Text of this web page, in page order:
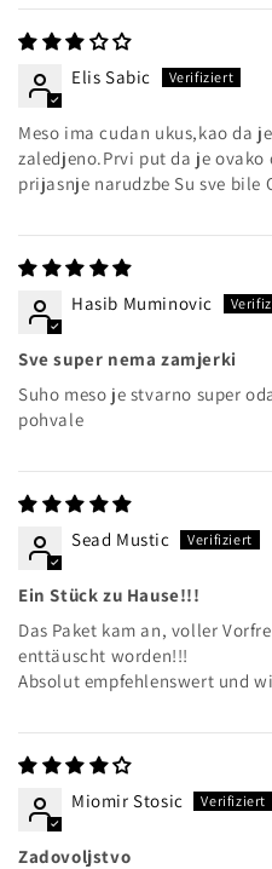
Elis Sabic
Meso ima cudan ukus,kao da
zaledjeno.Prvi put da je
prijasnje narudzbe Su sve bile
Hasib Muminovic
Sve super nema zamjerki
Suho meso je stvarno super
pohvale
Sead Mustic
Ein Stück zu Hause!!!
Das Paket kam an, voller
enttäuscht worden!!!
Absolut empfehlenswert und
Miomir Stosic
Zadovoljstvo